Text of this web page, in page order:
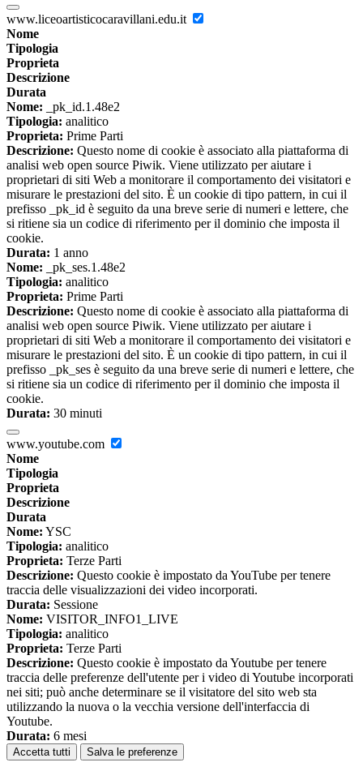
www.liceoartisticocaravillani.edu.it
Nome
Tipologia
Proprieta
Descrizione
Durata
Nome: _pk_id.1.48e2
Tipologia: analitico
Proprieta: Prime Parti
Descrizione: Questo nome di cookie è associato alla piattaforma di
analisi web open source Piwik. Viene utilizzato per aiutare i
proprietari di siti Web a monitorare il comportamento dei visitatori e
misurare le prestazioni del sito. È un cookie di tipo pattern, in cui il
prefisso _pk_id è seguito da una breve serie di numeri e lettere, che
si ritiene sia un codice di riferimento per il dominio che imposta il
cookie.
Durata: 1 anno
Nome: _pk_ses.1.48e2
Tipologia: analitico
Proprieta: Prime Parti
Descrizione: Questo nome di cookie è associato alla piattaforma di
analisi web open source Piwik. Viene utilizzato per aiutare i
proprietari di siti Web a monitorare il comportamento dei visitatori e
misurare le prestazioni del sito. È un cookie di tipo pattern, in cui il
prefisso _pk_ses è seguito da una breve serie di numeri e lettere, che
si ritiene sia un codice di riferimento per il dominio che imposta il
cookie.
Durata: 30 minuti
www.youtube.com
Nome
Tipologia
Proprieta
Descrizione
Durata
Nome: YSC
Tipologia: analitico
Proprieta: Terze Parti
Descrizione: Questo cookie è impostato da YouTube per tenere
traccia delle visualizzazioni dei video incorporati.
Durata: Sessione
Nome: VISITOR_INFO1_LIVE
Tipologia: analitico
Proprieta: Terze Parti
Descrizione: Questo cookie è impostato da Youtube per tenere
traccia delle preferenze dell'utente per i video di Youtube incorporati
nei siti; può anche determinare se il visitatore del sito web sta
utilizzando la nuova o la vecchia versione dell'interfaccia di
Youtube.
Durata: 6 mesi
Accetta tutti Salva le preferenze